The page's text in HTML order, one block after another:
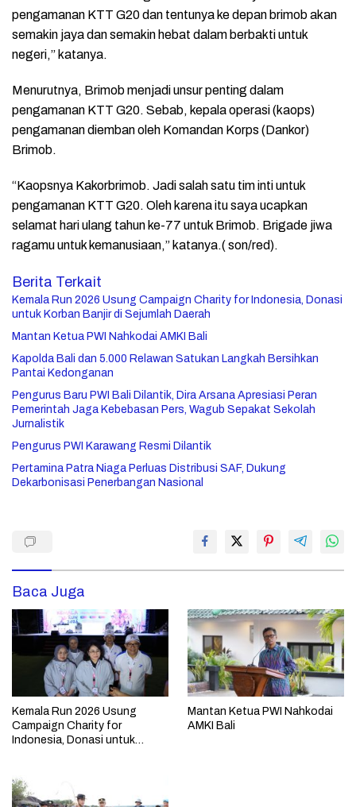
pengamanan KTT G20 dan tentunya ke depan brimob akan
semakin jaya dan semakin hebat dalam berbakti untuk
negeri,” katanya.
Menurutnya, Brimob menjadi unsur penting dalam
pengamanan KTT G20. Sebab, kepala operasi (kaops)
pengamanan diemban oleh Komandan Korps (Dankor)
Brimob.
“Kaopsnya Kakorbrimob. Jadi salah satu tim inti untuk
pengamanan KTT G20. Oleh karena itu saya ucapkan
selamat hari ulang tahun ke-77 untuk Brimob. Brigade jiwa
ragamu untuk kemanusiaan,” katanya.( son/red).
Berita Terkait
Kemala Run 2026 Usung Campaign Charity for Indonesia, Donasi
untuk Korban Banjir di Sejumlah Daerah
Mantan Ketua PWI Nahkodai AMKI Bali
Kapolda Bali dan 5.000 Relawan Satukan Langkah Bersihkan
Pantai Kedonganan
Pengurus Baru PWI Bali Dilantik, Dira Arsana Apresiasi Peran
Pemerintah Jaga Kebebasan Pers, Wagub Sepakat Sekolah
Jurnalistik
Pengurus PWI Karawang Resmi Dilantik
Pertamina Patra Niaga Perluas Distribusi SAF, Dukung
Dekarbonisasi Penerbangan Nasional
Baca Juga
Kemala Run 2026 Usung
Campaign Charity for
Indonesia, Donasi untuk
Mantan Ketua PWI Nahkodai
AMKI Bali